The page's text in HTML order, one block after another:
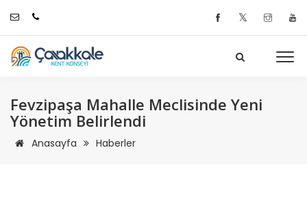
𝕏
Fevzipaşa Mahalle Meclisinde Yeni
Yönetim Belirlendi
Anasayfa Haberler